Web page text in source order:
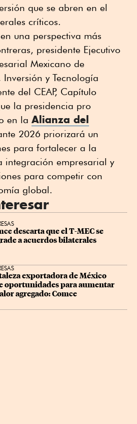
que se abren en el
críticos.
una perspectiva más
presidente Ejecutivo
Mexicano de
Inversión y Tecnología
del CEAP, Capítulo
la presidencia pro
en la Alianza del
2026 priorizará un
para fortalecer a la
integración empresarial y
para competir con
global.
descarta que el T-MEC se
a acuerdos bilaterales
exportadora de México
oportunidades para aumentar
agregado: Comce